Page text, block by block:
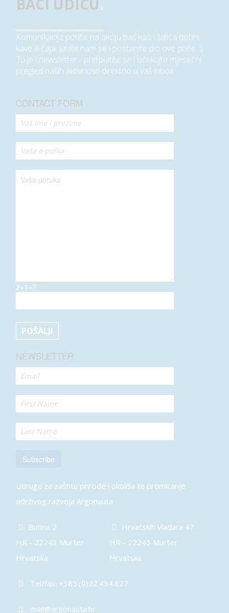
BACI UDICU
Komunikacija potiče na akciju baš kao i šalica dobre
kave ili čaja. Javite nam se i postanite dio ove priče. :)
Tu je i newsletter - pretplatite se i očekujte mjesečni
pregled naših aktivnosti direktno u vaš inbox.
CONTACT FORM
2+1=?
NEWSLETTER
Subscribe
Udruga za zaštitu prirode i okoliša te promicanje
održivog razvoja Argonauta
Butina 2
HR - 22243 Murter
Hrvatska
Hrvatskih vladara 47
HR - 22243 Murter
Hrvatska
Tel/fax: +385.(0)22.434.827
mail@argonauta.hr